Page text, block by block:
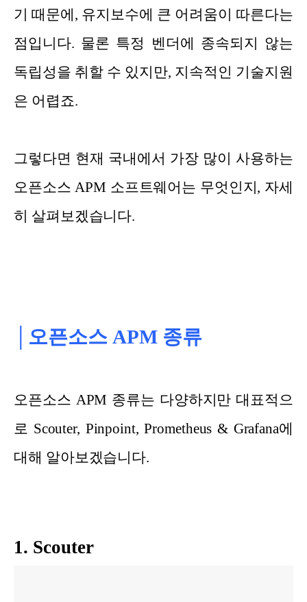
기 때문에, 유지보수에 큰 어려움이 따른다는
점입니다. 물론 특정 벤더에 종속되지 않는
독립성을 취할 수 있지만, 지속적인 기술지원
은 어렵죠.
그렇다면 현재 국내에서 가장 많이 사용하는
오픈소스 APM 소프트웨어는 무엇인지, 자세
히 살펴보겠습니다.
│오픈소스 APM 종류
오픈소스 APM 종류는 다양하지만 대표적으
로 Scouter, Pinpoint, Prometheus & Grafana에
대해 알아보겠습니다.
1. Scouter